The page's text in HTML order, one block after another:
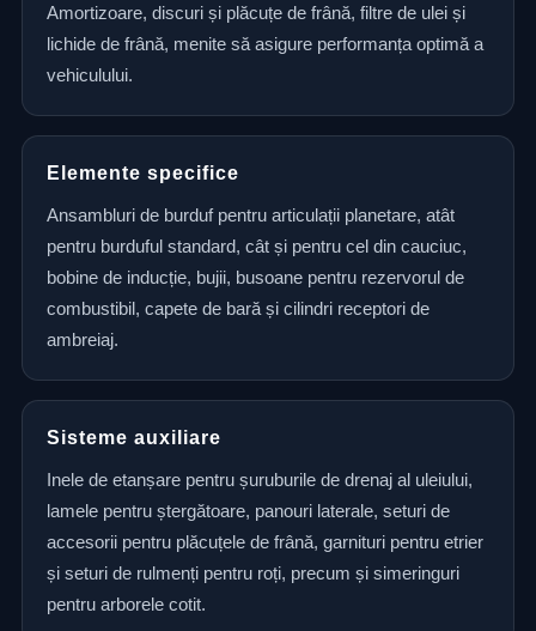
Amortizoare, discuri și plăcuțe de frână, filtre de ulei și
lichide de frână, menite să asigure performanța optimă a
vehiculului.
Elemente specifice
Ansambluri de burduf pentru articulații planetare, atât
pentru burduful standard, cât și pentru cel din cauciuc,
bobine de inducție, bujii, busoane pentru rezervorul de
combustibil, capete de bară și cilindri receptori de
ambreiaj.
Sisteme auxiliare
Inele de etanșare pentru șuruburile de drenaj al uleiului,
lamele pentru ștergătoare, panouri laterale, seturi de
accesorii pentru plăcuțele de frână, garnituri pentru etrier
și seturi de rulmenți pentru roți, precum și simeringuri
pentru arborele cotit.